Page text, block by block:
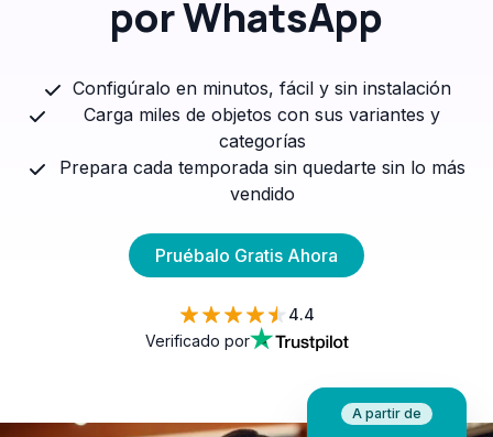
por WhatsApp
Configúralo en minutos, fácil y sin instalación
Carga miles de objetos con sus variantes y
categorías
Prepara cada temporada sin quedarte sin lo más
vendido
Pruébalo Gratis Ahora
4.4
Verificado por
A partir de